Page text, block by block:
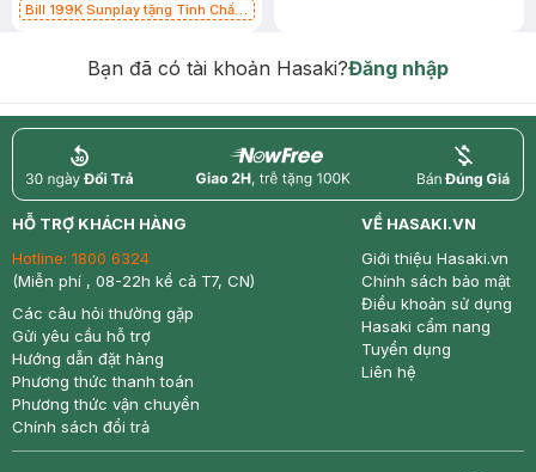
Bill 199K Sunplay tặng Tinh Chất
Bạn đã có tài khoản Hasaki?Đăng nhập
return nowfree price
HỖ TRỢ KHÁCH HÀNG
Hotline: 1800 6324
(Miễn phí , 08-22h kể cả T7, CN)
Các câu hỏi thường gặp
Gửi yêu cầu hỗ trợ
Hướng dẫn đặt hàng
Phương thức thanh toán
Phương thức vận chuyển
Chính sách đổi trả
VỀ HASAKI.VN
Giới thiệu Hasaki.vn
Chính sách bảo mật
Điều khoản sử dụng
Hasaki cẩm nang
Tuyển dụng
Liên hệ